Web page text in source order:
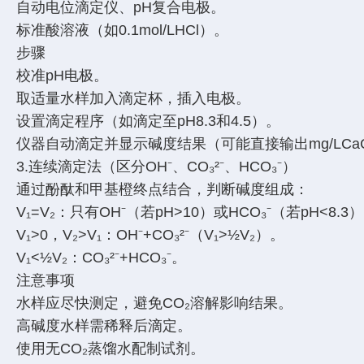
自动电位滴定仪、pH复合电极。
标准酸溶液（如0.1mol/LHCl）。
步骤
校准pH电极。
取适量水样加入滴定杯，插入电极。
设置滴定程序（如滴定至pH8.3和4.5）。
仪器自动滴定并显示碱度结果（可能直接输出mg/
3.连续滴定法（区分OH⁻、CO₃²⁻、HCO₃⁻）
通过酚酞和甲基橙终点结合，判断碱度组成：
V₁=V₂：只有OH⁻（若pH>10）或HCO₃⁻（若pH<8.3
V₁>0，V₂>V₁：OH⁻+CO₃²⁻（V₁>½V₂）。
V₁<½V₂：CO₃²⁻+HCO₃⁻。
注意事项
水样应尽快测定，避免CO₂溶解影响结果。
高碱度水样需稀释后滴定。
使用无CO₂蒸馏水配制试剂。